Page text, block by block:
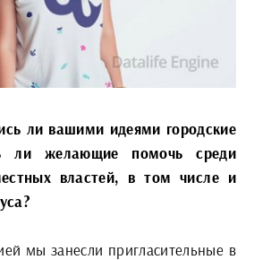
ли вашими идеями городские
ли желающие помочь среди
властей, в том числе и
мы занесли пригласительные в